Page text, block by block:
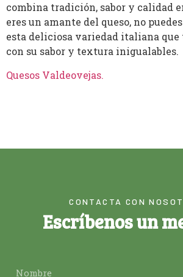
combina tradición, sabor y calidad
eres un amante del queso, no
esta deliciosa variedad italiana que
con su sabor y textura inigualables.
Quesos Valdeovejas.
CONTACTA CON
Escríbenos un